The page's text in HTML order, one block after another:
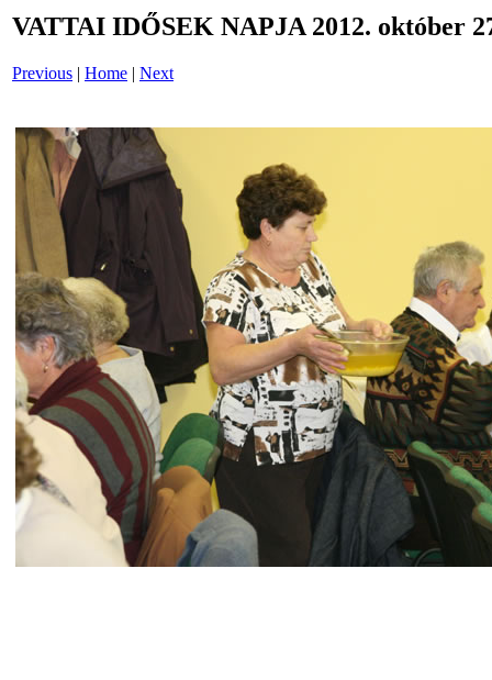
VATTAI IDŐSEK NAPJA 2012. október
Previous | Home | Next